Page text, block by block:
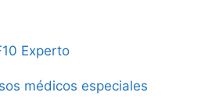
Experto
médicos especiales